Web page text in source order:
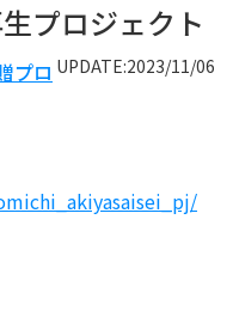
プロジェクト
UPDATE:2023/11/06
プロ